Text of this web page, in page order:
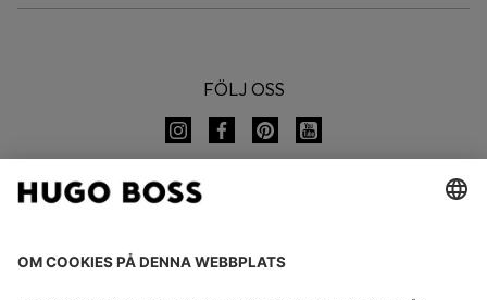
FÖLJ OSS
BYT LAND: